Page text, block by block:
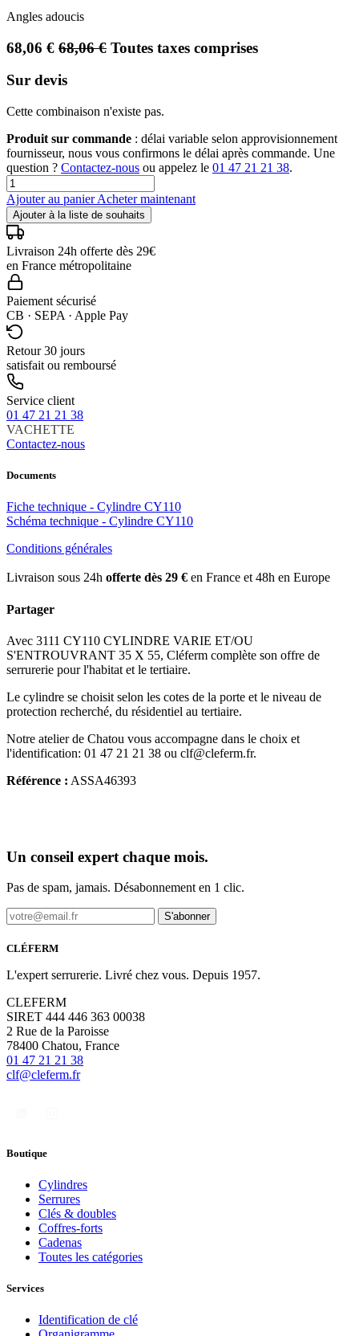
Angles adoucis
68,06 € 68,06€ Toutes taxes comprises
Sur devis
Cette combinaison n'existe pas.
Produit sur commande : délai variable selon approvisionnement
fournisseur, nous vous confirmons le délai après commande. Une
question ? Contactez-nous ou appelez le 01 47 21 21 38.
Ajouter au panierAcheter maintenant
Ajouter à la liste de souhaits
Livraison 24h offerte dès 29€
en France métropolitaine
Paiement sécurisé
CB · SEPA · Apple Pay
Retour 30 jours
satisfait ou remboursé
Service client
01 47 21 21 38
VACHETTE
Contactez-nous
Documents
Fiche technique - Cylindre CY110
Schéma technique - Cylindre CY110
Conditions générales
Livraison sous 24h offerte dès 29 € en France et 48h en Europe
Partager
Avec 3111 CY110 CYLINDRE VARIE ET/OU
S'ENTROUVRANT 35 X 55, Cléferm complète son offre de
serrurerie pour l'habitat et le tertiaire.
Le cylindre se choisit selon les cotes de la porte et le niveau de
protection recherché, du résidentiel au tertiaire.
Notre atelier de Chatou vous accompagne dans le choix et
l'identification: 01 47 21 21 38 ou clf@cleferm.fr.
Référence : ASSA46393
Un conseil expert chaque mois.
Pas de spam, jamais. Désabonnement en 1 clic.
S'abonner
CLÉFERM
L'expert serrurerie. Livré chez vous. Depuis 1957.
CLEFERM
SIRET 444 446 363 00038
2 Rue de la Paroisse
78400 Chatou, France
01 47 21 21 38
clf@cleferm.fr
Boutique
Cylindres
Serrures
Clés & doubles
Coffres-forts
Cadenas
Toutes les catégories
Services
Identification de clé